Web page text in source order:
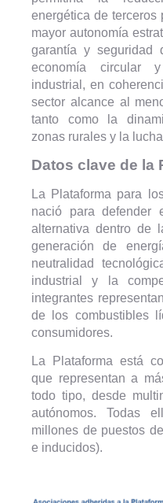
energética de terceros
mayor autonomía
garantía y seguridad
economía circular
industrial, en
sector alcance al
tanto como la
zonas rurales y la
Datos clave de la
La Plataforma para
nació para defender
alternativa dentro de
generación de
neutralidad
industrial y la
integrantes
de los combustibles
consumidores.
La Plataforma está
que representan a
todo tipo, desde
autónomos. Todas
millones de puestos
e inducidos).